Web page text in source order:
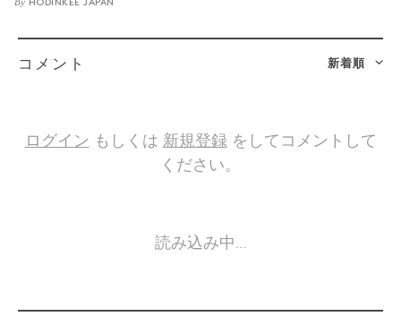
HODINKEE JAPAN
新着順
コメント
ログイン もしくは 新規登録をしてコメントして
ください。
読み込み中…